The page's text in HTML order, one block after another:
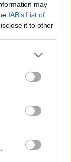
may
IAB’s List of
it to other
Αριστερή
αγαπάμε.
συμβεί θα
και θα τον
και